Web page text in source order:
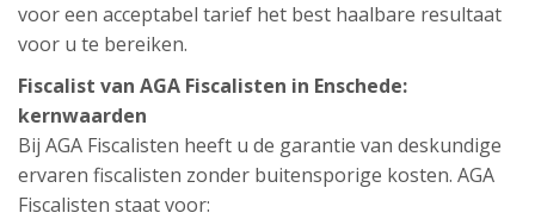
voor een acceptabel tarief het best haalbare resultaat
voor u te bereiken.
Fiscalist van AGA Fiscalisten in Enschede:
kernwaarden
Bij AGA Fiscalisten heeft u de garantie van deskundige
ervaren fiscalisten zonder buitensporige kosten. AGA
Fiscalisten staat voor: